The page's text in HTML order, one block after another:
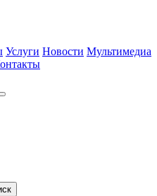
Услуги Новости Мультимедиа